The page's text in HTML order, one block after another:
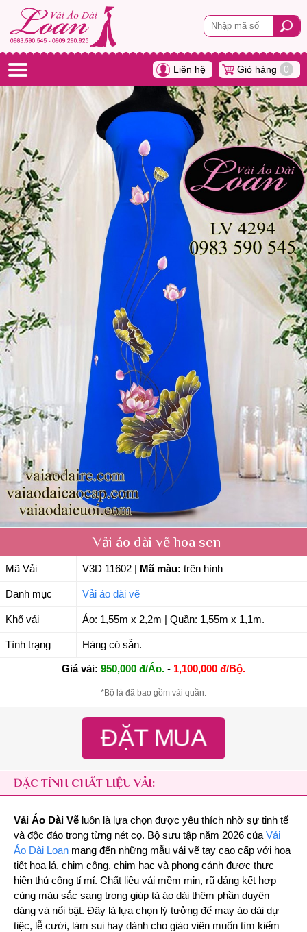
Liên hệ Giỏ hàng 0
Vải áo dài vẽ hoa sen
Mã Vải V3D 11602 Mã màu: trên hình
Danh mục Vải áo dài vẽ
Khổ vải Áo: 1,55m x 2,2m | Quần: 1,55m x 1,1m.
Tình trạng Hàng có sẵn.
Giá vải: 950,000 đ/Áo. - 1,100,000 đ/Bộ.
*Bộ là đã bao gồm vải quần.
ĐẶT MUA
ĐẶC TÍNH CHẤT LIỆU VẢI:
Vải Áo Dài Vẽ luôn là lựa chọn được yêu thích nhờ sự tinh tế
và độc đáo trong từng nét cọ. Bộ sưu tập năm 2026 của Vải
Áo Dài Loan mang đến những mẫu vải vẽ tay cao cấp với họa
tiết hoa lá, chim công, chim hạc và phong cảnh được thực
hiện thủ công tỉ mỉ. Chất liệu vải mềm mịn, rũ dáng kết hợp
cùng màu sắc sang trọng giúp tà áo dài thêm phần duyên
dáng và nổi bật. Đây là lựa chọn lý tưởng để may áo dài dự
tiệc, lễ cưới, làm sui hay dành cho giáo viên muốn tìm kiếm